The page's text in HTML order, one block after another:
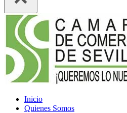
Inicio
Quienes Somos